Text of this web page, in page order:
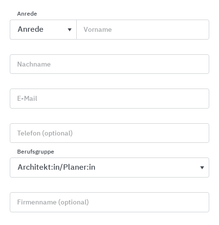
Anrede
Vorname
Nachname
E-Mail
Telefon (optional)
Berufsgruppe
Firmenname (optional)